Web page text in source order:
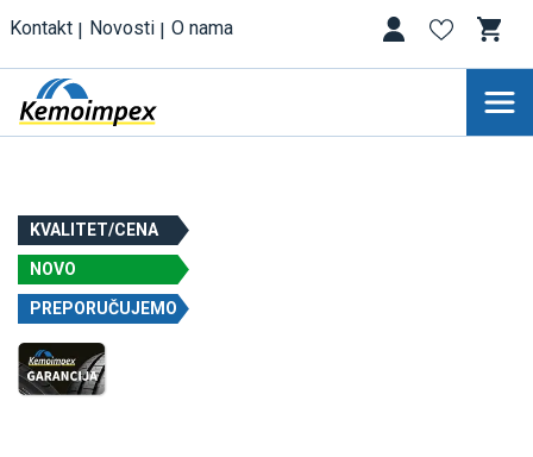
Kontakt Novosti O nama
KVALITET/CENA
NOVO
PREPORUČUJEMO